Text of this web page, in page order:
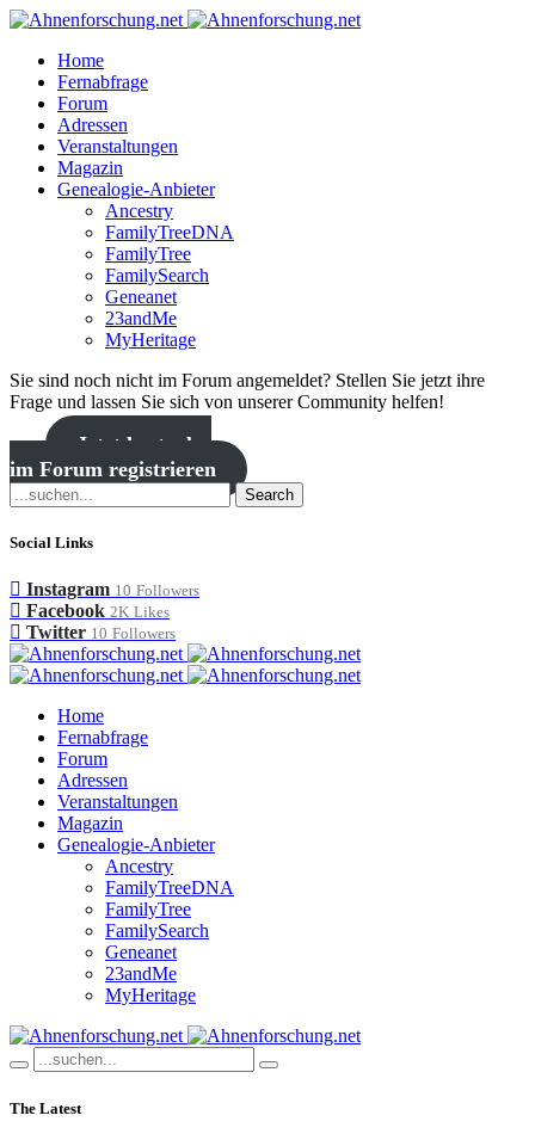
Home
Fernabfrage
Forum
Adressen
Veranstaltungen
Magazin
Genealogie-Anbieter
Ancestry
FamilyTreeDNA
FamilyTree
FamilySearch
Geneanet
23andMe
MyHeritage
Sie sind noch nicht im Forum angemeldet? Stellen Sie jetzt ihre
Frage und lassen Sie sich von unserer Community helfen!
Jetzt kostenlos
im Forum registrieren
Search
Social Links
Instagram 10 Followers
Facebook 2K Likes
Twitter 10 Followers
Home
Fernabfrage
Forum
Adressen
Veranstaltungen
Magazin
Genealogie-Anbieter
Ancestry
FamilyTreeDNA
FamilyTree
FamilySearch
Geneanet
23andMe
MyHeritage
The Latest